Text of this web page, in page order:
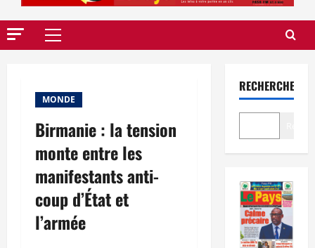
Menu
MONDE
Birmanie : la tension
monte entre les
manifestants anti-
coup d’État et
l’armée
RECHERCHER